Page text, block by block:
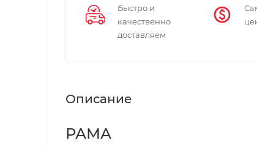
Быстро и
качественно
доставляем
Описание
РАМА